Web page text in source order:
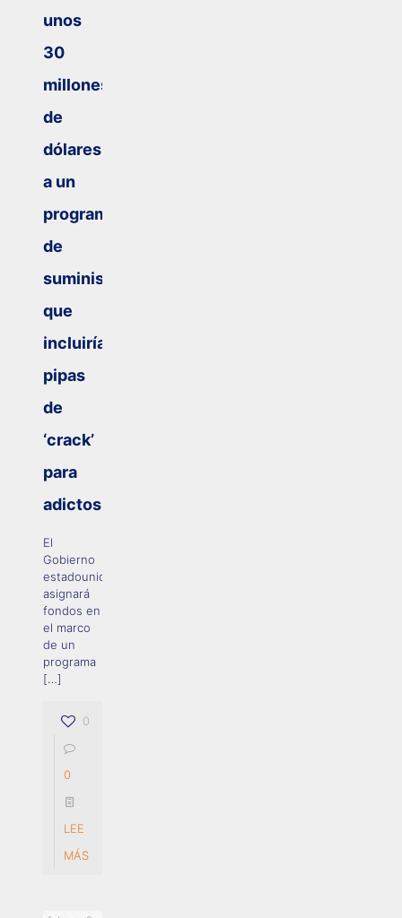
unos
30
millones
de
dólares
a un
programa
de
suministros
que
incluiría
pipas
de
‘crack’
para
adictos
El
Gobierno
estadounidense
asignará
fondos en
el marco
de un
programa
[…]
0
0
LEE
MÁS